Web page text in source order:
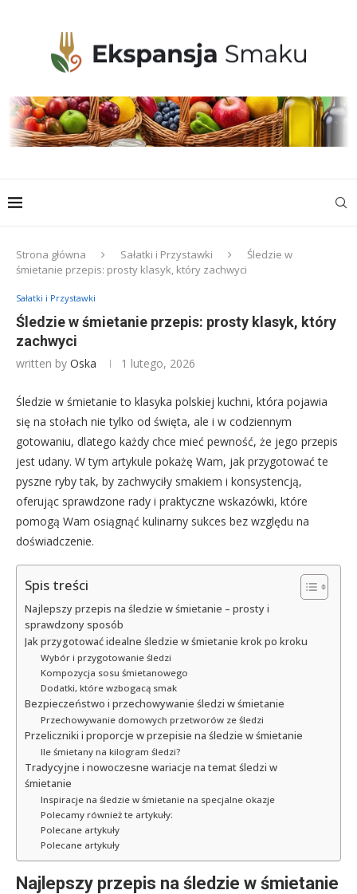
Strona główna Sałatki i Przystawki
Śledzie w
śmietanie przepis: prosty klasyk, który zachwyci
Sałatki i Przystawki
Śledzie w śmietanie przepis: prosty klasyk, który
zachwyci
written by Oska 1 lutego, 2026
Śledzie w śmietanie to klasyka polskiej kuchni, która pojawia
się na stołach nie tylko od święta, ale i w codziennym
gotowaniu, dlatego każdy chce mieć pewność, że jego przepis
jest udany. W tym artykule pokażę Wam, jak przygotować te
pyszne ryby tak, by zachwyciły smakiem i konsystencją,
oferując sprawdzone rady i praktyczne wskazówki, które
pomogą Wam osiągnąć kulinarny sukces bez względu na
doświadczenie.
Spis treści
Najlepszy przepis na śledzie w śmietanie – prosty i
sprawdzony sposób
Jak przygotować idealne śledzie w śmietanie krok po kroku
Wybór i przygotowanie śledzi
Kompozycja sosu śmietanowego
Dodatki, które wzbogacą smak
Bezpieczeństwo i przechowywanie śledzi w śmietanie
Przechowywanie domowych przetworów ze śledzi
Przeliczniki i proporcje w przepisie na śledzie w śmietanie
Ile śmietany na kilogram śledzi?
Tradycyjne i nowoczesne wariacje na temat śledzi w
śmietanie
Inspiracje na śledzie w śmietanie na specjalne okazje
Polecamy również te artykuły:
Polecane artykuły
Polecane artykuły
Najlepszy przepis na śledzie w śmietanie